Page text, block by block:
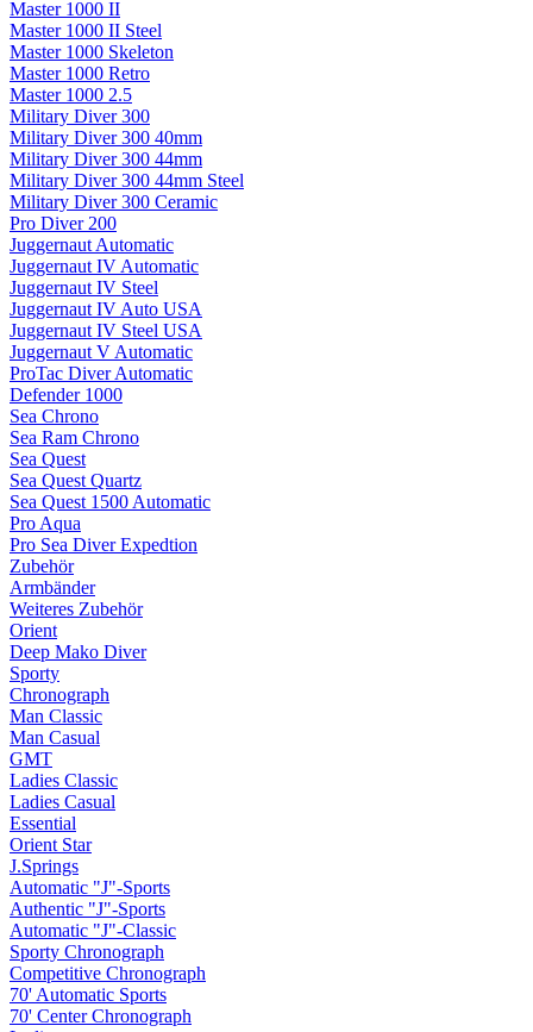
Master 1000 II
Master 1000 II Steel
Master 1000 Skeleton
Master 1000 Retro
Master 1000 2.5
Military Diver 300
Military Diver 300 40mm
Military Diver 300 44mm
Military Diver 300 44mm Steel
Military Diver 300 Ceramic
Pro Diver 200
Juggernaut Automatic
Juggernaut IV Automatic
Juggernaut IV Steel
Juggernaut IV Auto USA
Juggernaut IV Steel USA
Juggernaut V Automatic
ProTac Diver Automatic
Defender 1000
Sea Chrono
Sea Ram Chrono
Sea Quest
Sea Quest Quartz
Sea Quest 1500 Automatic
Pro Aqua
Pro Sea Diver Expedtion
Zubehör
Armbänder
Weiteres Zubehör
Orient
Deep Mako Diver
Sporty
Chronograph
Man Classic
Man Casual
GMT
Ladies Classic
Ladies Casual
Essential
Orient Star
J.Springs
Automatic "J"-Sports
Authentic "J"-Sports
Automatic "J"-Classic
Sporty Chronograph
Competitive Chronograph
70' Automatic Sports
70' Center Chronograph